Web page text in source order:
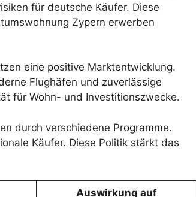
für deutsche Käufer. Diese
Zypern erwerben
eine positive Marktentwicklung.
Flughäfen und zuverlässige
für Wohn- und Investitionszwecke.
durch verschiedene Programme.
Käufer. Diese Politik stärkt das
Auswirkung auf